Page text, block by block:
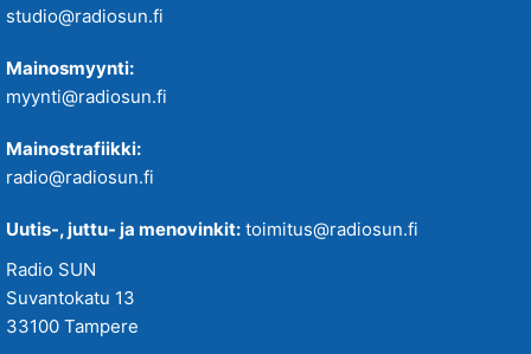
studio@radiosun.fi
Mainosmyynti:
myynti@radiosun.fi
Mainostrafiikki:
radio@radiosun.fi
Uutis-, juttu- ja menovinkit: toimitus@radiosun.fi
Radio SUN
Suvantokatu 13
33100 Tampere